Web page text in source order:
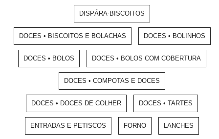
DISPÁRA-BISCOITOS
DOCES • BISCOITOS E BOLACHAS DOCES • BOLINHOS
DOCES • BOLOS DOCES • BOLOS COM COBERTURA
DOCES • COMPOTAS E DOCES
DOCES • DOCES DE COLHER DOCES • TARTES
ENTRADAS E PETISCOS FORNO LANCHES